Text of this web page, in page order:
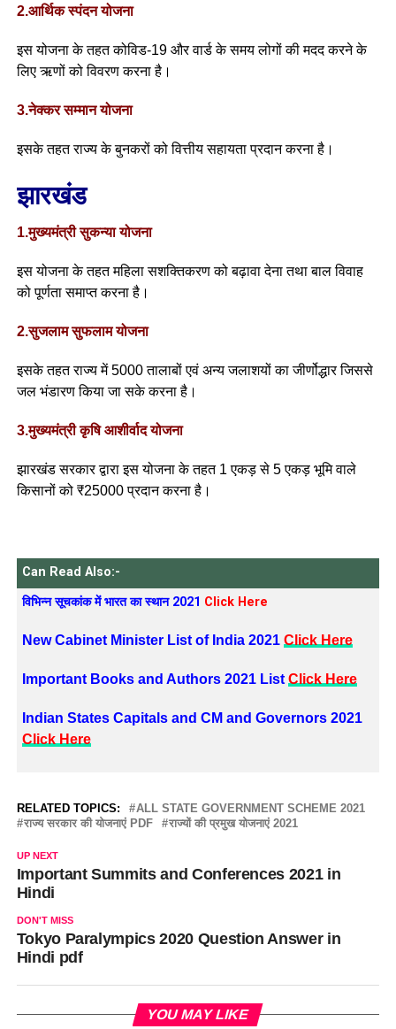
2.आर्थिक स्पंदन योजना
इस योजना के तहत कोविड-19 और वार्ड के समय लोगों की मदद करने के
लिए ऋणों को विवरण करना है।
3.नेक्कर सम्मान योजना
इसके तहत राज्य के बुनकरों को वित्तीय सहायता प्रदान करना है।
झारखंड
1.मुख्यमंत्री सुकन्या योजना
इस योजना के तहत महिला सशक्तिकरण को बढ़ावा देना तथा बाल विवाह
को पूर्णता समाप्त करना है।
2.सुजलाम सुफलाम योजना
इसके तहत राज्य में 5000 तालाबों एवं अन्य जलाशयों का जीर्णोद्धार जिससे
जल भंडारण किया जा सके करना है।
3.मुख्यमंत्री कृषि आशीर्वाद योजना
झारखंड सरकार द्वारा इस योजना के तहत 1 एकड़ से 5 एकड़ भूमि वाले
किसानों को ₹25000 प्रदान करना है।
Can Read Also:-
विभिन्न सूचकांक में भारत का स्थान 2021 Click Here
New Cabinet Minister List of India 2021 Click Here
Important Books and Authors 2021 List Click Here
Indian States Capitals and CM and Governors 2021
Click Here
RELATED TOPICS:
ALL STATE GOVERNMENT SCHEME 2021
राज्य सरकार की योजनाएं PDF
राज्यों की प्रमुख योजनाएं 2021
UP NEXT
Important Summits and Conferences 2021 in
Hindi
DON'T MISS
Tokyo Paralympics 2020 Question Answer in
Hindi pdf
YOU MAY LIKE